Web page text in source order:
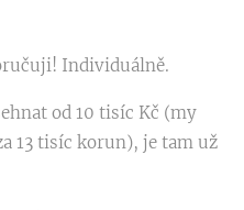
Individuálně.
od 10 tisíc Kč (my
13 tisíc korun), je tam už